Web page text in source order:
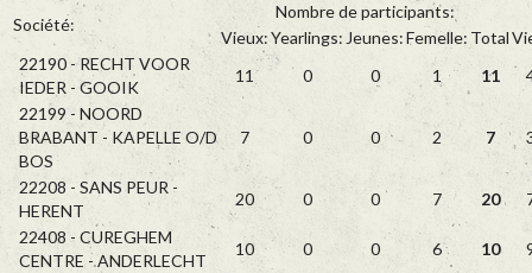
Société:
Nombre de participants:
Vieux:Yearlings: Jeunes:Femelle: Total
22190 - RECHT VOOR
IEDER - GOOIK
11 0 0 1 11
22199 - NOORD
BRABANT - KAPELLE O/D
BOS
7 0 0 2 7
22208 - SANS PEUR -
HERENT
20 0 0 7 20
22408 - CUREGHEM
CENTRE - ANDERLECHT
10 0 0 6 10